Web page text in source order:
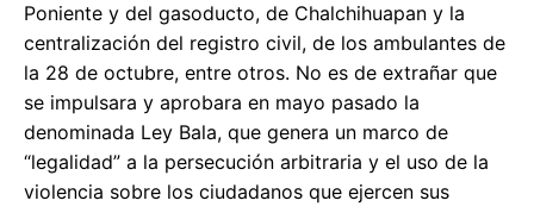
Poniente y del gasoducto, de Chalchihuapan y la
centralización del registro civil, de los ambulantes de
la 28 de octubre, entre otros. No es de extrañar que
se impulsara y aprobara en mayo pasado la
denominada Ley Bala, que genera un marco de
“legalidad” a la persecución arbitraria y el uso de la
violencia sobre los ciudadanos que ejercen sus